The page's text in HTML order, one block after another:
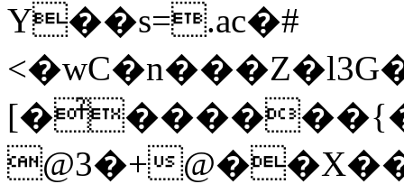
Y��s=.ac�#
@3�+